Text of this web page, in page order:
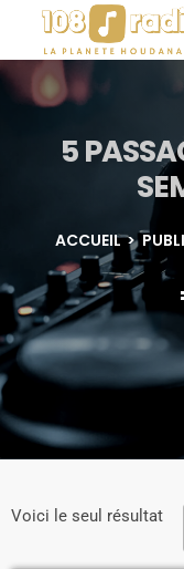
5
ACCUEIL>
Voici le seul résultat